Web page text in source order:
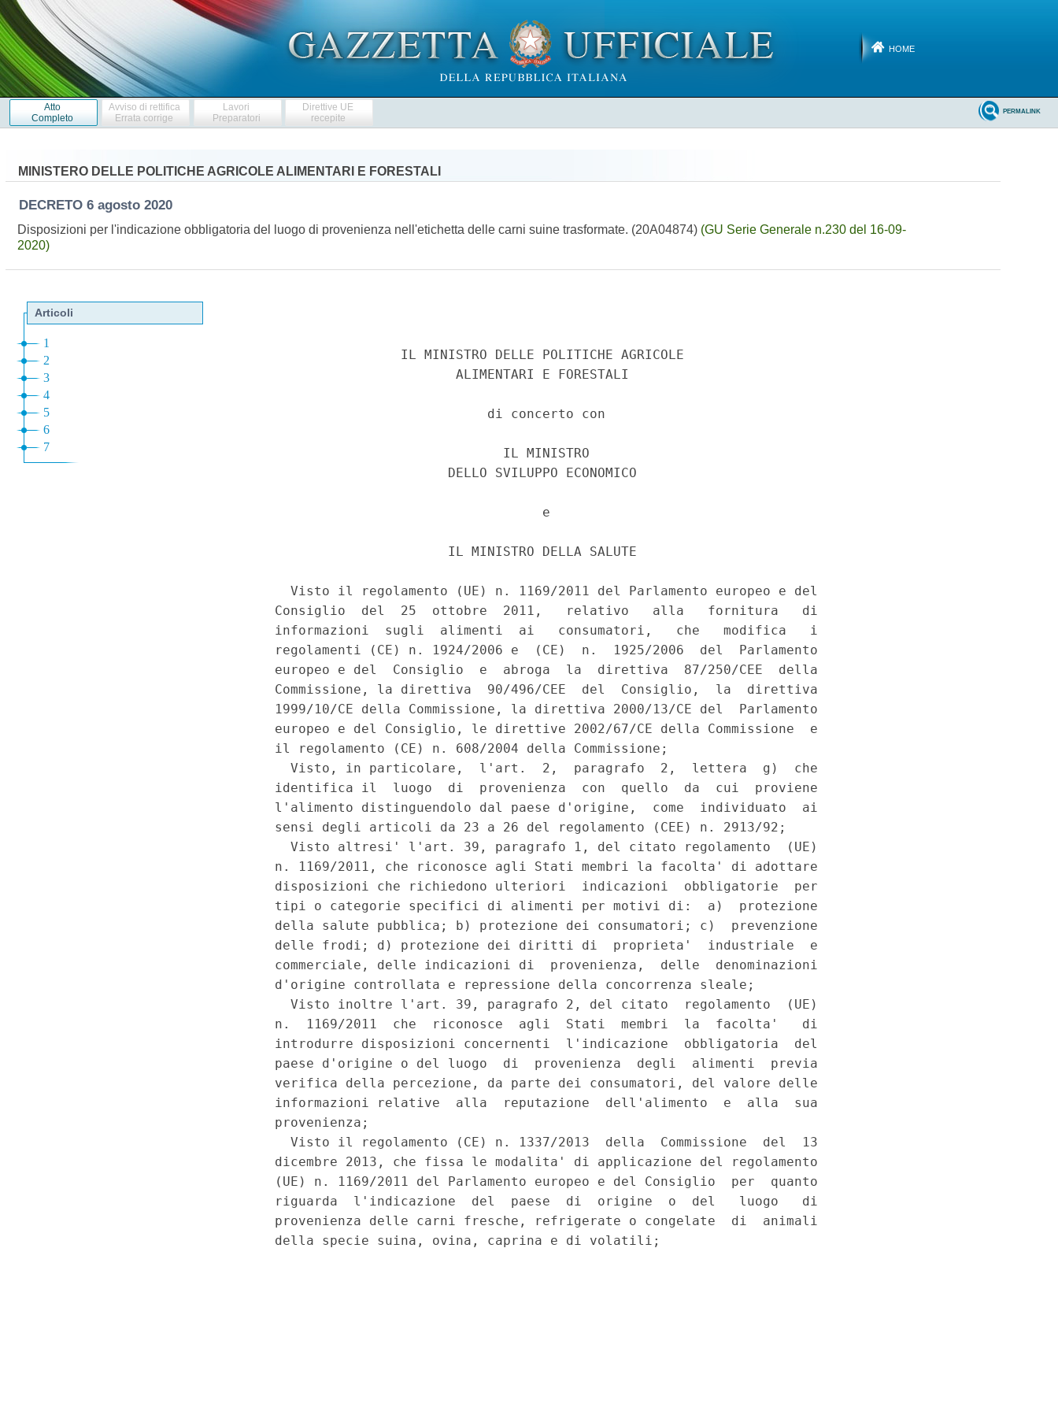
HOME
Atto
Completo
Avviso di rettifica
Errata corrige
Lavori
Preparatori
Direttive UE
recepite
PERMALINK
MINISTERO DELLE POLITICHE AGRICOLE ALIMENTARI E FORESTALI
DECRETO 6 agosto 2020
Disposizioni per l'indicazione obbligatoria del luogo di provenienza nell'etichetta delle carni suine trasformate. (20A04874) (GU Serie Generale n.230 del 16-09-
2020)